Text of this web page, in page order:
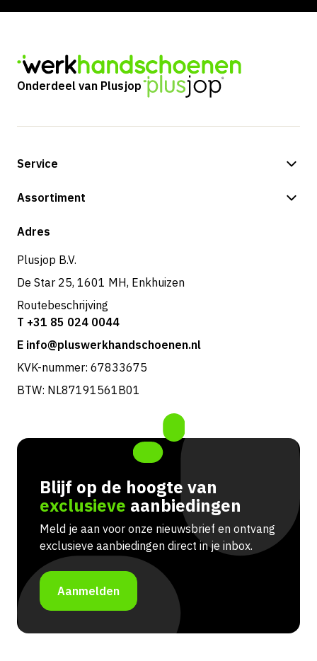
Onderdeel van Plusjop
Service
Betalingsmogelijkheden
Retouren & service
Assortiment
Shop
Adres
Plusjop B.V.
De Star 25, 1601 MH, Enkhuizen
Routebeschrijving
T +31 85 024 0044
E info@pluswerkhandschoenen.nl
KVK-nummer: 67833675
BTW: NL87191561B01
Blijf op de hoogte van
exclusieve aanbiedingen
Meld je aan voor onze nieuwsbrief en ontvang
exclusieve aanbiedingen direct in je inbox.
Aanmelden